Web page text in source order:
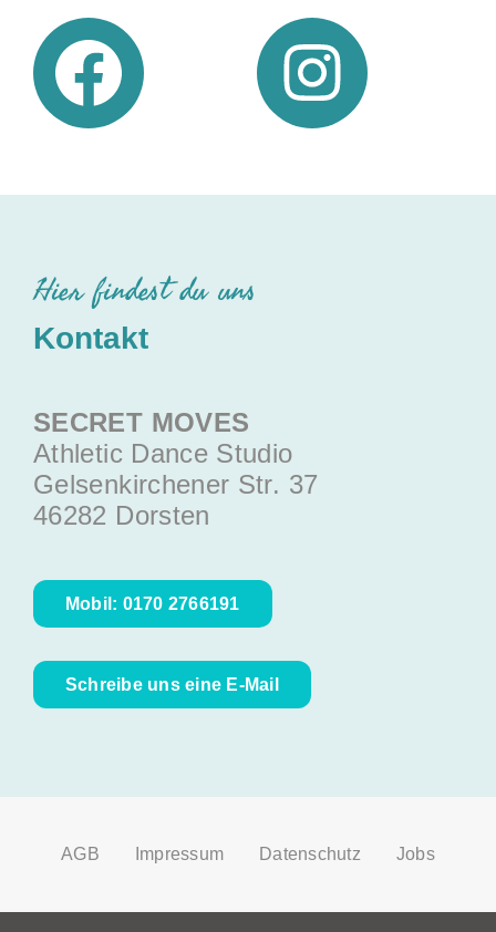
Hier findest du uns
Kontakt
SECRET MOVES
Athletic Dance Studio
Gelsenkirchener Str. 37
46282 Dorsten
Mobil: 0170 2766191
Schreibe uns eine E-Mail
AGB Impressum Datenschutz Jobs